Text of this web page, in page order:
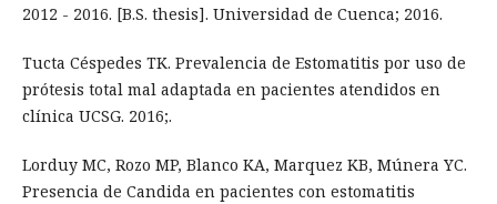
2012 - 2016. [B.S. thesis]. Universidad de Cuenca; 2016.
Tucta Céspedes TK. Prevalencia de Estomatitis por uso de
prótesis total mal adaptada en pacientes atendidos en
clínica UCSG. 2016;.
Lorduy MC, Rozo MP, Blanco KA, Marquez KB, Múnera YC.
Presencia de Candida en pacientes con estomatitis